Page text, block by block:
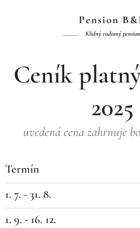
Pension
Klidný rodinný pension
Ceník
2025
uvedená cena zahrnuje
Termín
1. 7. - 31. 8.
1. 9. - 16. 12.